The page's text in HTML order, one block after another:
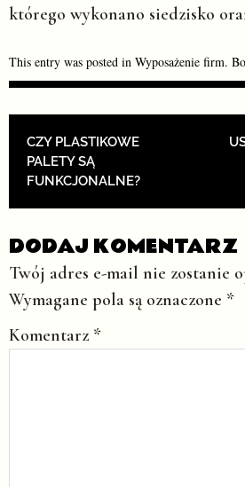
którego wykonano siedzisko
This entry was posted in Wyposażenie firm.
POST
CZY PLASTIKOWE
PALETY SĄ
FUNKCJONALNE?
DODAJ KOMENTARZ
Twój adres e-mail nie zostanie
Wymagane pola są oznaczone *
Komentarz *